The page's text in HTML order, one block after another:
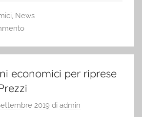
News
economici per riprese
2019 di admin